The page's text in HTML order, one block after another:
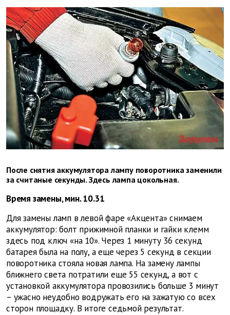
После снятия аккумулятора лампу поворотника заменили
за считаные секунды. Здесь лампа цокольная.
Время замены, мин. 10.31
Для замены ламп в левой фаре «Акцента» снимаем
аккумулятор: болт прижимной планки и гайки клемм
здесь под ключ «на 10». Через 1 минуту 36 секунд
батарея была на полу, а еще через 5 секунд в секции
поворотника стояла новая лампа. На замену лампы
ближнего света потратили еще 55 секунд, а вот с
установкой аккумулятора провозились больше 3 минут
– ужасно неудобно водружать его на зажатую со всех
сторон площадку. В итоге седьмой результат.